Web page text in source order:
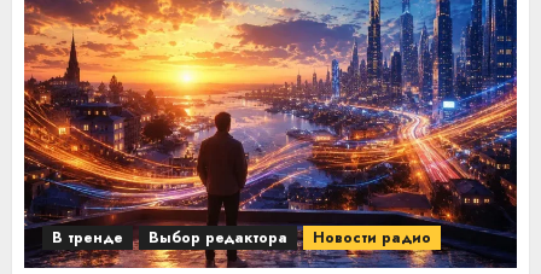
В тренде Выбор редактора Новости радио